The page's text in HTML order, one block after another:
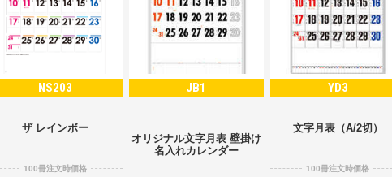
NS203
ザ レインボー
100冊注文時価格
JB1
オリジナル文字月表 壁掛け
名入れカレンダー
YD3
文字月表（A/2切）
100冊注文時価格